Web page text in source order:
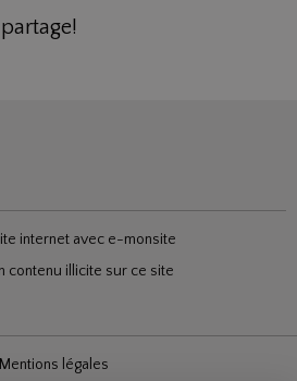
internet avec e-monsite
contenu illicite sur ce site
Mentions légales